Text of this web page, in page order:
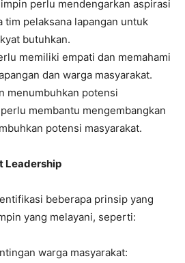
perlu mendengarkan aspirasi
tim pelaksana lapangan untuk
butuhkan.
memiliki empati dan memahami
dan warga masyarakat.
menumbuhkan potensi
membantu mengembangkan
potensi masyarakat.
Leadership
beberapa prinsip yang
yang melayani, seperti:
warga masyarakat: